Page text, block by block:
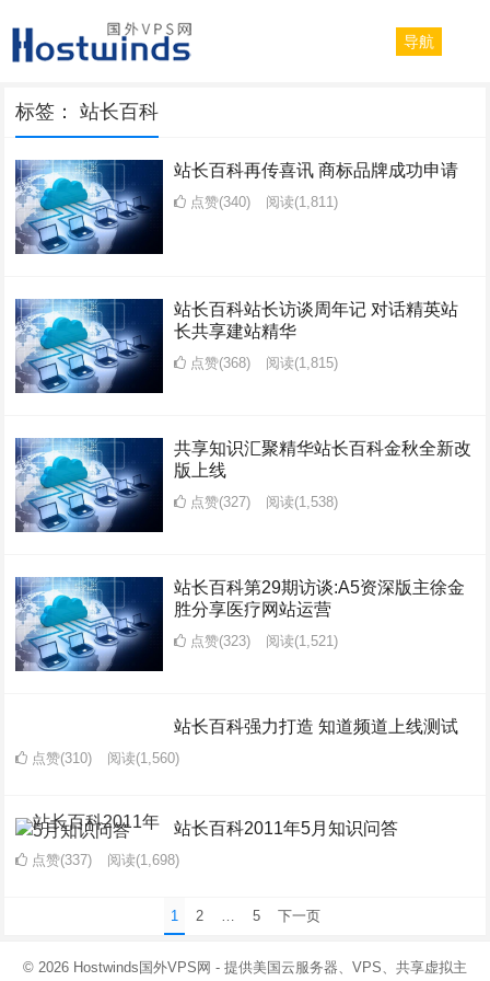
导航
标签：站长百科
站长百科再传喜讯 商标品牌成功申请
点赞(340) 阅读(1,811)
站长百科站长访谈周年记 对话精英站
长共享建站精华
点赞(368) 阅读(1,815)
共享知识汇聚精华站长百科金秋全新改
版上线
点赞(327) 阅读(1,538)
站长百科第29期访谈:A5资深版主徐金
胜分享医疗网站运营
点赞(323) 阅读(1,521)
站长百科强力打造 知道频道上线测试
点赞(310) 阅读(1,560)
站长百科2011年5月知识问答
点赞(337) 阅读(1,698)
1 2 … 5 下一页
© 2026 Hostwinds国外VPS网 - 提供美国云服务器、VPS、共享虚拟主